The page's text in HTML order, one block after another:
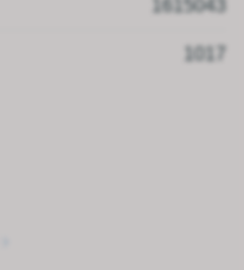
1615043
1017